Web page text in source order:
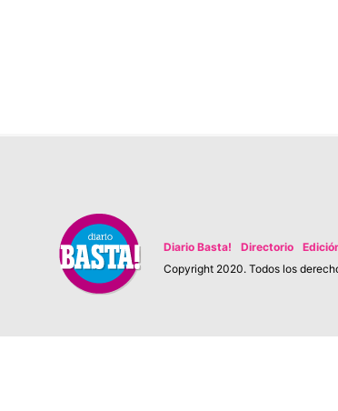
Diario Basta! Directorio
Copyright 2020. Todos los